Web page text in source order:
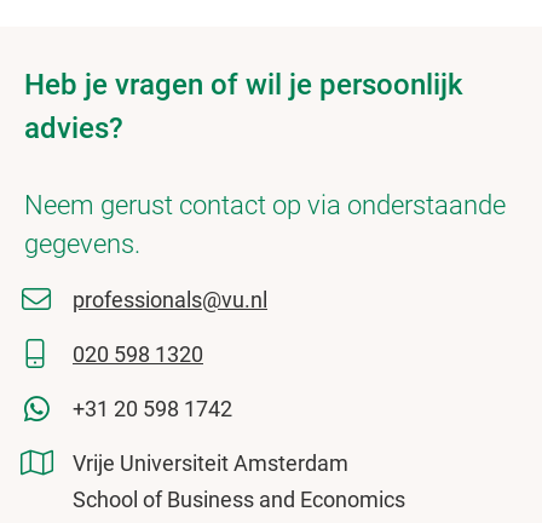
Heb je vragen of wil je persoonlijk
advies?
Neem gerust contact op via onderstaande
gegevens.
professionals@vu.nl
020 598 1320
+31 20 598 1742
Vrije Universiteit Amsterdam
School of Business and Economics